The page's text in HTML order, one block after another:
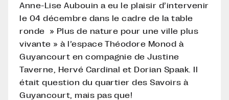
Anne-Lise Aubouin a eu le plaisir d’intervenir
le 04 décembre dans le cadre de la table
ronde » Plus de nature pour une ville plus
vivante » à l’espace Théodore Monod à
Guyancourt en compagnie de Justine
Taverne, Hervé Cardinal et Dorian Spaak. Il
était question du quartier des Savoirs à
Guyancourt, mais pas que!